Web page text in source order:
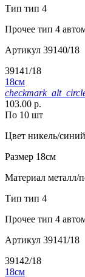
Тип тип 4
Прочее тип 4
Артикул 39140/18
39141/18
18см
103.00 р.
По 10 шт
Цвет никель/синий
Размер 18см
Материал металл/
Тип тип 4
Прочее тип 4
Артикул 39141/18
39142/18
18см